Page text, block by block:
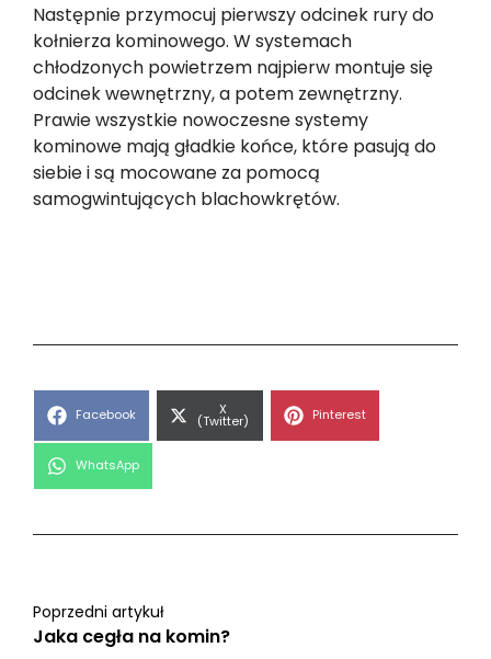
Następnie przymocuj pierwszy odcinek rury do
kołnierza kominowego. W systemach
chłodzonych powietrzem najpierw montuje się
odcinek wewnętrzny, a potem zewnętrzny.
Prawie wszystkie nowoczesne systemy
kominowe mają gładkie końce, które pasują do
siebie i są mocowane za pomocą
samogwintujących blachowkrętów.
Share
Facebook Share
on
X
(Twitter) Share
Pinterest
Share
WhatsApp
Poprzedni artykuł
Jaka cegła na komin?